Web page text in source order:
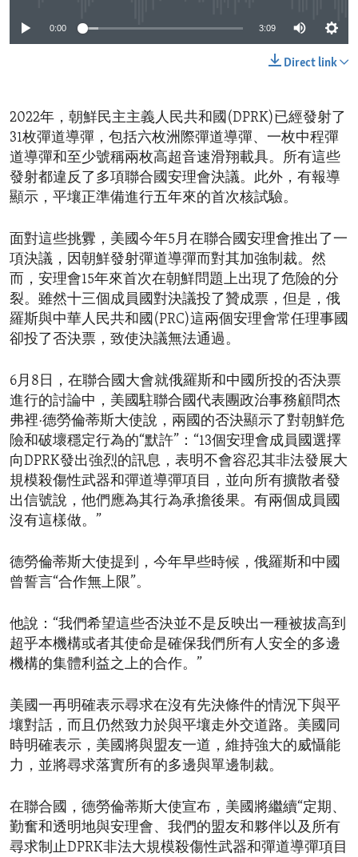
0:00 3:09
Direct link
2022年，朝鮮民主主義人民共和國(DPRK)已經發射了
31枚彈道導彈，包括六枚洲際彈道導彈、一枚中程彈
道導彈和至少號稱兩枚高超音速滑翔載具。所有這些
發射都違反了多項聯合國安理會決議。此外，有報導
顯示，平壤正準備進行五年來的首次核試驗。
面對這些挑釁，美國今年5月在聯合國安理會推出了一
項決議，因朝鮮發射彈道導彈而對其加強制裁。然
而，安理會15年來首次在朝鮮問題上出現了危險的分
裂。雖然十三個成員國對決議投了贊成票，但是，俄
羅斯與中華人民共和國(PRC)這兩個安理會常任理事國
卻投了否決票，致使決議無法通過。
6月8日，在聯合國大會就俄羅斯和中國所投的否決票
進行的討論中，美國駐聯合國代表團政治事務顧問杰
弗裡·德勞倫蒂斯大使說，兩國的否決顯示了對朝鮮危
險和破壞穩定行為的“默許”：“13個安理會成員國選擇
向DPRK發出強烈的訊息，表明不會容忍其非法發展大
規模殺傷性武器和彈道導彈項目，並向所有擴散者發
出信號說，他們應為其行為承擔後果。有兩個成員國
沒有這樣做。”
德勞倫蒂斯大使提到，今年早些時候，俄羅斯和中國
曾誓言“合作無上限”。
他說：“我們希望這些否決並不是反映出一種被拔高到
超乎本機構或者其使命是確保我們所有人安全的多邊
機構的集體利益之上的合作。”
美國一再明確表示尋求在沒有先決條件的情況下與平
壤對話，而且仍然致力於與平壤走外交道路。美國同
時明確表示，美國將與盟友一道，維持強大的威懾能
力，並將尋求落實所有的多邊與單邊制裁。
在聯合國，德勞倫蒂斯大使宣布，美國將繼續“定期、
勤奮和透明地與安理會、我們的盟友和夥伴以及所有
尋求制止DPRK非法大規模殺傷性武器和彈道導彈項目